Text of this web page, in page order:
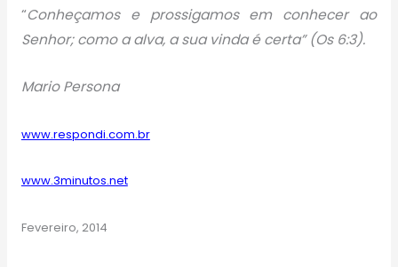
“Conheçamos e prossigamos em conhecer ao
Senhor; como a alva, a sua vinda é certa” (Os 6:3).
Mario Persona
www.respondi.com.br
www.3minutos.net
Fevereiro, 2014